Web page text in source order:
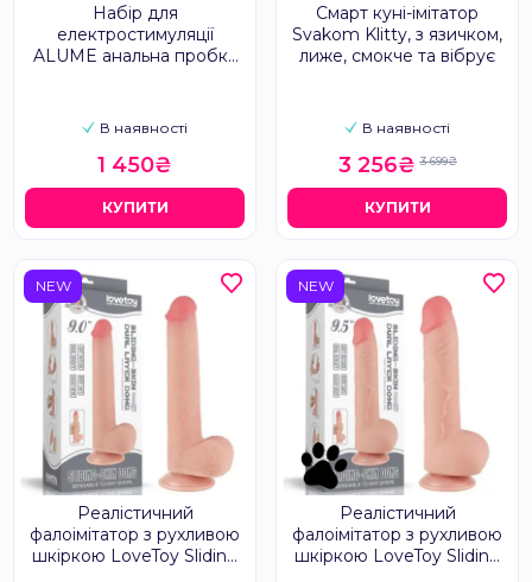
Набір для
електростимуляції
ALUME анальна пробка
В наявності
1 450₴
КУПИТИ
Смарт куні-імітатор
Svakom Klitty, з язичком,
лиже, смокче та вібрує
В наявності
3 256₴ 3 699₴
КУПИТИ
NEW
Реалістичний
фалоімітатор з рухливою
шкіркою LoveToy Sliding
NEW
Реалістичний
фалоімітатор з рухливою
шкіркою LoveToy Sliding